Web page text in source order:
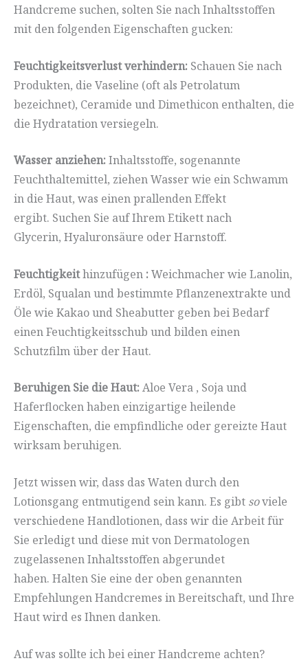
Handcreme suchen, solten Sie nach Inhaltsstoffen
mit den folgenden Eigenschaften gucken:
Feuchtigkeitsverlust verhindern: Schauen Sie nach
Produkten, die Vaseline (oft als Petrolatum
bezeichnet), Ceramide und Dimethicon enthalten, die
die Hydratation versiegeln.
Wasser anziehen: Inhaltsstoffe, sogenannte
Feuchthaltemittel, ziehen Wasser wie ein Schwamm
in die Haut, was einen prallenden Effekt
ergibt. Suchen Sie auf Ihrem Etikett nach
Glycerin, Hyaluronsäure oder Harnstoff.
Feuchtigkeithinzufügen : Weichmacher wie Lanolin,
Erdöl, Squalan und bestimmte Pflanzenextrakte und
Öle wie Kakao und Sheabutter geben bei Bedarf
einen Feuchtigkeitsschub und bilden einen
Schutzfilm über der Haut.
Beruhigen Sie die Haut: Aloe Vera , Soja und
Haferflocken haben einzigartige heilende
Eigenschaften, die empfindliche oder gereizte Haut
wirksam beruhigen.
Jetzt wissen wir, dass das Waten durch den
Lotionsgang entmutigend sein kann. Es gibt soviele
verschiedene Handlotionen, dass wir die Arbeit für
Sie erledigt und diese mit von Dermatologen
zugelassenen Inhaltsstoffen abgerundet
haben. Halten Sie eine der oben genannten
Empfehlungen Handcremes in Bereitschaft, und Ihre
Haut wird es Ihnen danken.
Auf was sollte ich bei einer Handcreme achten?